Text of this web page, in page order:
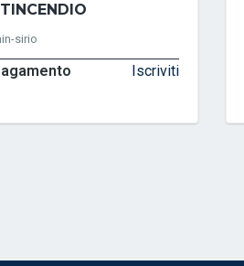
sirio
Iscriviti